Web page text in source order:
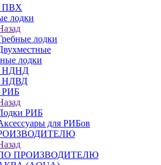
ПВХ
лодки
лодки
лодки
НДНД
НДВД
РИБ
РИБ
для РИБов
ПРОИЗВОДИТЕЛЮ